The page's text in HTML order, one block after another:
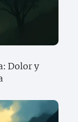
Dolor y